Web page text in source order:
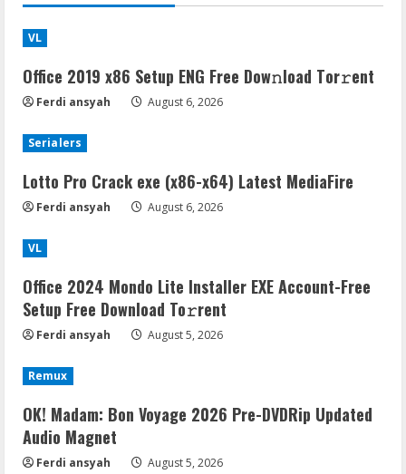
VL
Office 2019 x86 Setup ENG Frее Dow𝚗load Tоr𝚛ent
Ferdi ansyah August 6, 2026
Serialers
Lotto Pro Crack exe (x86-x64) Latest MediaFire
Ferdi ansyah August 6, 2026
VL
Office 2024 Mondo Lite Installer EXE Account-Free
Setup Frее Download To𝚛rent
Ferdi ansyah August 5, 2026
Remux
OK! Madam: Bon Voyage 2026 Pre-DVDRip Updated
Audio Magnet
Ferdi ansyah August 5, 2026